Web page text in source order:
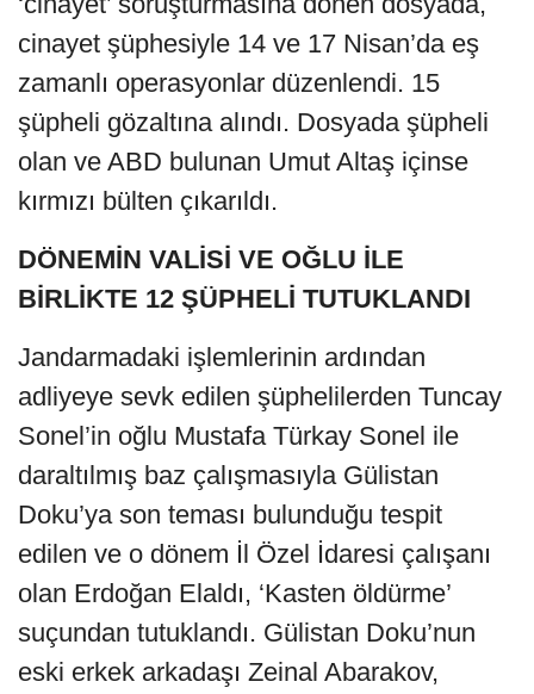
cinayet şüphesiyle 14 ve 17 Nisan’da eş
zamanlı operasyonlar düzenlendi. 15
şüpheli gözaltına alındı. Dosyada şüpheli
olan ve ABD bulunan Umut Altaş içinse
kırmızı bülten çıkarıldı.
DÖNEMİN VALİSİ VE OĞLU İLE
BİRLİKTE 12 ŞÜPHELİ TUTUKLANDI
Jandarmadaki işlemlerinin ardından
adliyeye sevk edilen şüphelilerden Tuncay
Sonel’in oğlu Mustafa Türkay Sonel ile
daraltılmış baz çalışmasıyla Gülistan
Doku’ya son teması bulunduğu tespit
edilen ve o dönem İl Özel İdaresi çalışanı
olan Erdoğan Elaldı, ‘Kasten öldürme’
suçundan tutuklandı. Gülistan Doku’nun
eski erkek arkadaşı Zeinal Abarakov,